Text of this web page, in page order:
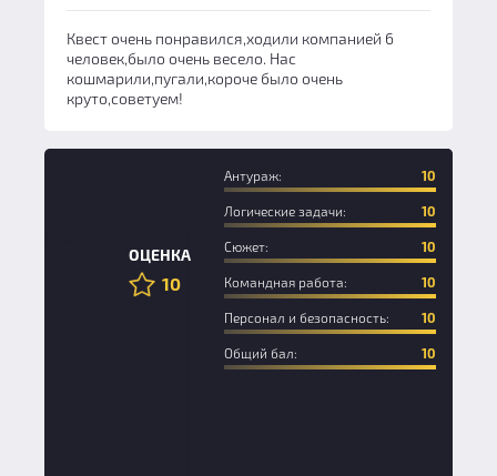
Квест очень понравился,ходили компанией 6
человек,было очень весело. Нас
кошмарили,пугали,короче было очень
круто,советуем!
ОЦЕНКА
10
Антураж: 10
Логические задачи: 10
Сюжет: 10
Командная работа: 10
Персонал и безопасность: 10
Общий бал: 10